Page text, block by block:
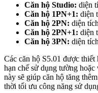
Căn hộ Studio: diện
Căn hộ 1PN+1: diện
Căn hộ 2PN: diện
Căn hộ 2PN+1: diện
Căn hộ 3PN: diện
Các căn hộ S5.01 được
hạn chế sử dụng tường
này sẽ giúp căn hộ tăng
thời tối ưu công năng sử